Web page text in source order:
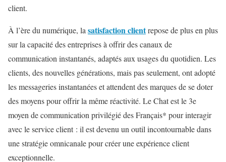
client.
À l’ère du numérique, lasatisfaction clientrepose de plus en plus
sur la capacité des entreprises à offrir des canaux de
communication instantanés, adaptés aux usages du quotidien. Les
clients, des nouvelles générations, mais pas seulement, ont adopté
les messageries instantanées et attendent des marques de se doter
des moyens pour offrir la même réactivité. Le Chat est le 3e
moyen de communication privilégié des Français* pour interagir
avec le service client : il est devenu un outil incontournable dans
une stratégie omnicanale pour créer une expérience client
exceptionnelle.